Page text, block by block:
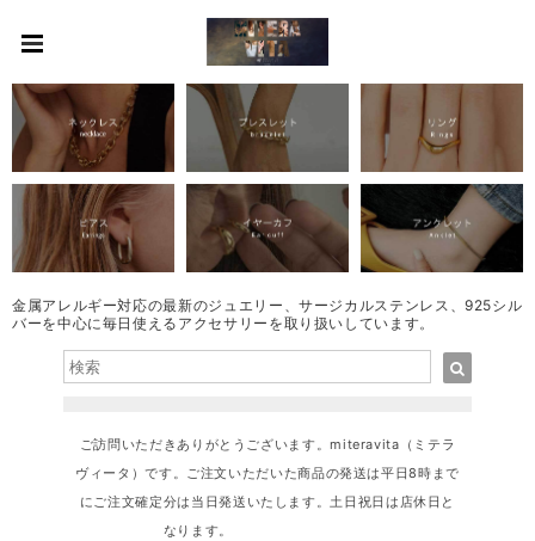
金属アレルギー対応の最新のジュエリー、サージカルステンレス、925シル
バーを中心に毎日使えるアクセサリーを取り扱いしています。
ご訪問いただきありがとうございます。miteravita（ミテラ
ヴィータ）です。ご注文いただいた商品の発送は平日8時まで
にご注文確定分は当日発送いたします。土日祝日は店休日と
なります。